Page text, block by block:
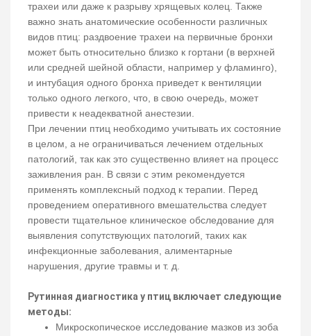
трахеи или даже к разрыву хрящевых колец. Также
важно знать анатомические особенности различных
видов птиц: раздвоение трахеи на первичные бронхи
может быть относительно близко к гортани (в верхней
или средней шейной области, например у фламинго),
и интубация одного бронха приведет к вентиляции
только одного легкого, что, в свою очередь, может
привести к неадекватной анестезии.
При лечении птиц необходимо учитывать их состояние
в целом, а не ограничиваться лечением отдельных
патологий, так как это существенно влияет на процесс
заживления ран. В связи с этим рекомендуется
применять комплексный подход к терапии. Перед
проведением оперативного вмешательства следует
провести тщательное клиническое обследование для
выявления сопутствующих патологий, таких как
инфекционные заболевания, алиментарные
нарушения, другие травмы и т. д.
Рутинная диагностика у птиц включает следующие
методы:
Микроскопическое исследование мазков из зоба